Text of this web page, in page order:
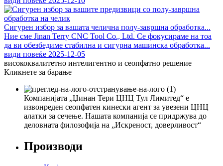
Сигурен избор за вашата челична полу-завршна обработка...
Ние сме Jinan Terry CNC Tool Co., Ltd. Се фокусираме на тоа
да ви обезбедиме стабилна и сигурна машинска обработка...
види повеќе 2025-12-05
висококвалитетно интелигентно и сеопфатно решение
Кликнете за барање
Компанијата „Џинан Тери ЦНЦ Тул Лимитед“ е
извонреден сеопфатен кинески агент за увезени ЦНЦ
алатки за сечење. Нашата компанија се придржува до
деловната филозофија на „Искреност, доверливост“
Производи